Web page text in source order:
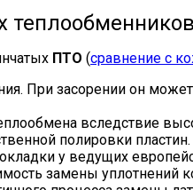
ПТО (сравнение с
При засорении он
вследствие
полировки пластин.
у ведущих
замены уплотнений